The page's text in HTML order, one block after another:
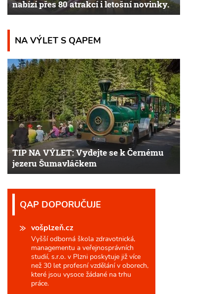
nabízí přes 80 atrakcí i letošní novinky.
NA VÝLET S QAPEM
TIP NA VÝLET: Vydejte se k Černému
jezeru Šumavláčkem
QAP DOPORUČUJE
vošplzeň.cz
Vyšší odborná škola zdravotnická,
managementu a veřejnosprávních
studií, s.r.o. v Plzni poskytuje již více
než 30 let profesní vzdělání v oborech,
které jsou vysoce žádané na trhu
práce.